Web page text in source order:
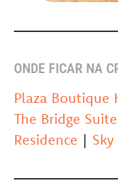
ONDE FICAR NA
Plaza Boutique
The Bridge
Residence |